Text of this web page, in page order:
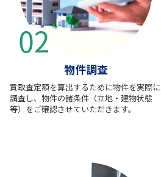
物件調査
買取査定額を算出するために物件を実際に
調査し、物件の諸条件（立地・建物状態
等）をご確認させていただきます。